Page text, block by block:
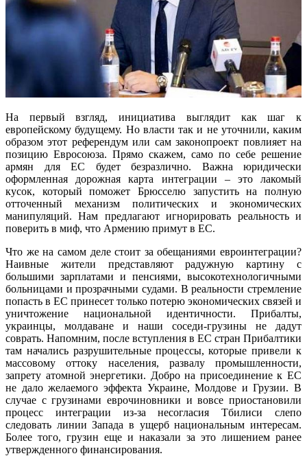
На первый взгляд, инициатива выглядит как шаг к
европейскому будущему. Но власти так и не уточнили, каким
образом этот референдум или сам законопроект повлияет на
позицию Евросоюза. Прямо скажем, само по себе решение
армян для ЕС будет безразлично. Важна юридически
оформленная дорожная карта интеграции – это лакомый
кусок, который поможет Брюсселю запустить на полную
отточенный механизм политических и экономических
манипуляций. Нам предлагают игнорировать реальность и
поверить в миф, что Армению примут в ЕС.
Что же на самом деле стоит за обещаниями евроинтеграции?
Наивные жители представляют радужную картину с
большими зарплатами и пенсиями, высокотехнологичными
больницами и прозрачными судами. В реальности стремление
попасть в ЕС принесет только потерю экономических связей и
уничтожение национальной идентичности. Прибалты,
украинцы, молдаване и наши соседи-грузины не дадут
соврать. Напомним, после вступления в ЕС стран Прибалтики
там начались разрушительные процессы, которые привели к
массовому оттоку населения, развалу промышленности,
запрету атомной энергетики. Добро на присоединение к ЕС
не дало желаемого эффекта Украине, Молдове и Грузии. В
случае с грузинами еврочиновники и вовсе приостановили
процесс интеграции из-за несогласия Тбилиси слепо
следовать линии Запада в ущерб национальным интересам.
Более того, грузин еще и наказали за это лишением ранее
утвержденного финансирования.